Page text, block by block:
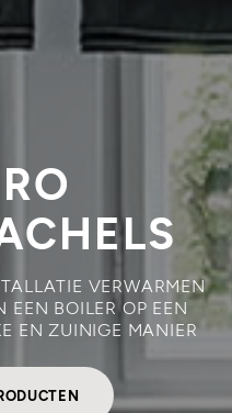
VERWARMEN
EEN BOILER OP EEN
EN ZUINIGE MANIER